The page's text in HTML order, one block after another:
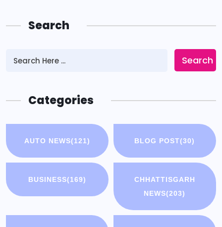
Search
Search
Categories
AUTO NEWS(121) BLOG POST(30)
BUSINESS(169)
CHHATTISGARH
NEWS(203)